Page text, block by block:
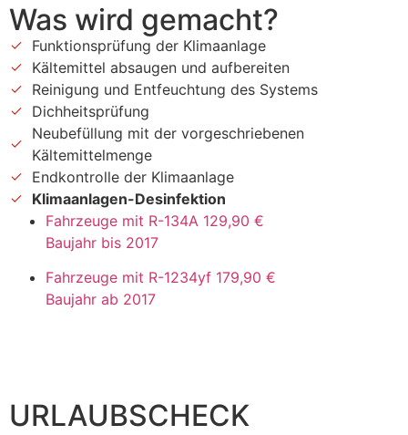
Was wird gemacht?
Funktionsprüfung der Klimaanlage
Kältemittel absaugen und aufbereiten
Reinigung und Entfeuchtung des Systems
Dichheitsprüfung
Neubefüllung mit der vorgeschriebenen
Kältemittelmenge
Endkontrolle der Klimaanlage
Klimaanlagen-Desinfektion
Fahrzeuge mit R-134A 129,90 €
Baujahr bis 2017
Fahrzeuge mit R-1234yf 179,90 €
Baujahr ab 2017
URLAUBSCHECK